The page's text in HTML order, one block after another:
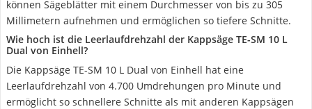
können Sägeblätter mit einem Durchmesser von bis zu 305
Millimetern aufnehmen und ermöglichen so tiefere Schnitte.
Wie hoch ist die Leerlaufdrehzahl der Kappsäge TE-SM 10 L
Dual von Einhell?
Die Kappsäge TE-SM 10 L Dual von Einhell hat eine
Leerlaufdrehzahl von 4.700 Umdrehungen pro Minute und
ermöglicht so schnellere Schnitte als mit anderen Kappsägen